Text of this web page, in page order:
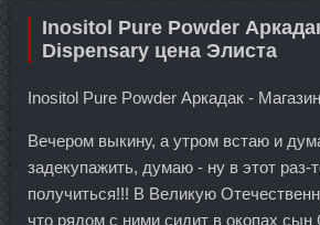
Inositol Pure Powder
Dispensary цена Элиста
Inositol Pure Powder Аркадак -
Вечером выкину, а утром встаю и
задекупажить, думаю - ну в этот раз-
получиться!!! В Великую
что рядом с ними сидит в окопах сын